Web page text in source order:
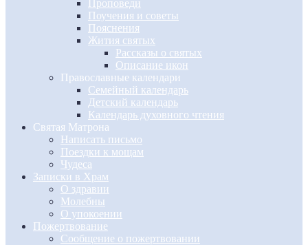
Проповеди
Поучения и советы
Пояснения
Жития святых
Рассказы о святых
Описание икон
Православные календари
Семейный календарь
Детский календарь
Календарь духовного чтения
Святая Матрона
Написать письмо
Поездки к мощам
Чудеса
Записки в Храм
О здравии
Молебны
О упокоении
Пожертвование
Сообщение о пожертвовании